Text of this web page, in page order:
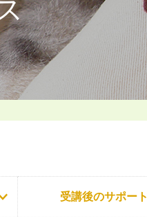
ペットシッティングコース
受講後のサポート